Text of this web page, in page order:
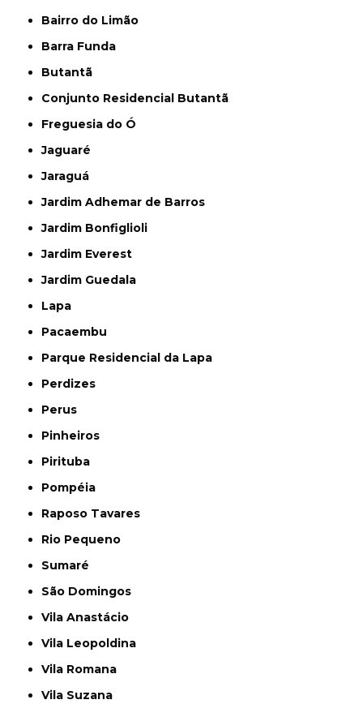
Bairro do Limão
Barra Funda
Butantã
Conjunto Residencial Butantã
Freguesia do Ó
Jaguaré
Jaraguá
Jardim Adhemar de Barros
Jardim Bonfiglioli
Jardim Everest
Jardim Guedala
Lapa
Pacaembu
Parque Residencial da Lapa
Perdizes
Perus
Pinheiros
Pirituba
Pompéia
Raposo Tavares
Rio Pequeno
Sumaré
São Domingos
Vila Anastácio
Vila Leopoldina
Vila Romana
Vila Suzana